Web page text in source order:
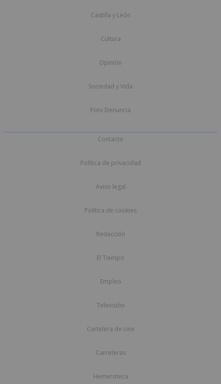
Castilla y León
Cultura
Opinión
Sociedad y Vida
Foto Denuncia
Contacto
Política de privacidad
Aviso legal
Política de cookies
Redacción
El Tiempo
Empleo
Televisión
Cartelera de cine
Carreteras
Hemeroteca